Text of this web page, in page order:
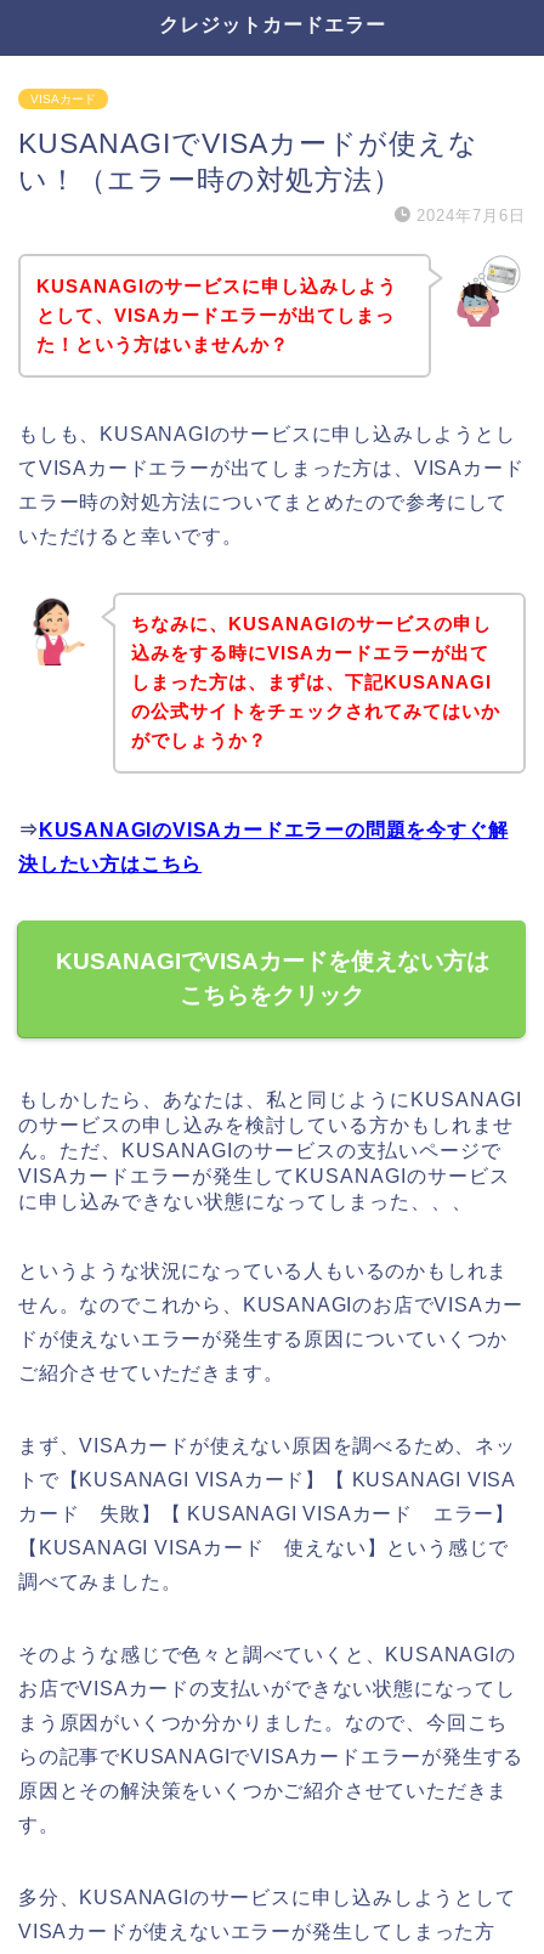
クレジットカードエラー
VISAカード
KUSANAGIでVISAカードが使えな
い！（エラー時の対処方法）
2024年7月6日
KUSANAGIのサービスに申し込みしよう
として、VISAカードエラーが出てしまっ
た！という方はいませんか？
もしも、KUSANAGIのサービスに申し込みしようとし
てVISAカードエラーが出てしまった方は、VISAカード
エラー時の対処方法についてまとめたので参考にして
いただけると幸いです。
ちなみに、KUSANAGIのサービスの申し
込みをする時にVISAカードエラーが出て
しまった方は、まずは、下記KUSANAGI
の公式サイトをチェックされてみてはいか
がでしょうか？
⇒ KUSANAGIのVISAカードエラーの問題を今すぐ解
決したい方はこちら
KUSANAGIでVISAカードを使えない方は
こちらをクリック
もしかしたら、あなたは、私と同じようにKUSANAGI
のサービスの申し込みを検討している方かもしれませ
ん。ただ、KUSANAGIのサービスの支払いページで
VISAカードエラーが発生してKUSANAGIのサービス
に申し込みできない状態になってしまった、、、
というような状況になっている人もいるのかもしれま
せん。なのでこれから、KUSANAGIのお店でVISAカー
ドが使えないエラーが発生する原因についていくつか
ご紹介させていただきます。
まず、VISAカードが使えない原因を調べるため、ネッ
トで【KUSANAGI VISAカード】【 KUSANAGI VISA
カード 失敗】【 KUSANAGI VISAカード エラー】
【KUSANAGI VISAカード 使えない】という感じで
調べてみました。
そのような感じで色々と調べていくと、KUSANAGIの
お店でVISAカードの支払いができない状態になってし
まう原因がいくつか分かりました。なので、今回こち
らの記事でKUSANAGIでVISAカードエラーが発生する
原因とその解決策をいくつかご紹介させていただきま
す。
多分、KUSANAGIのサービスに申し込みしようとして
VISAカードが使えないエラーが発生してしまった方